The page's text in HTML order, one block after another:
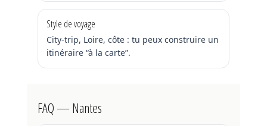
Style de voyage
City-trip, Loire, côte : tu peux construire un
itinéraire “à la carte”.
FAQ — Nantes